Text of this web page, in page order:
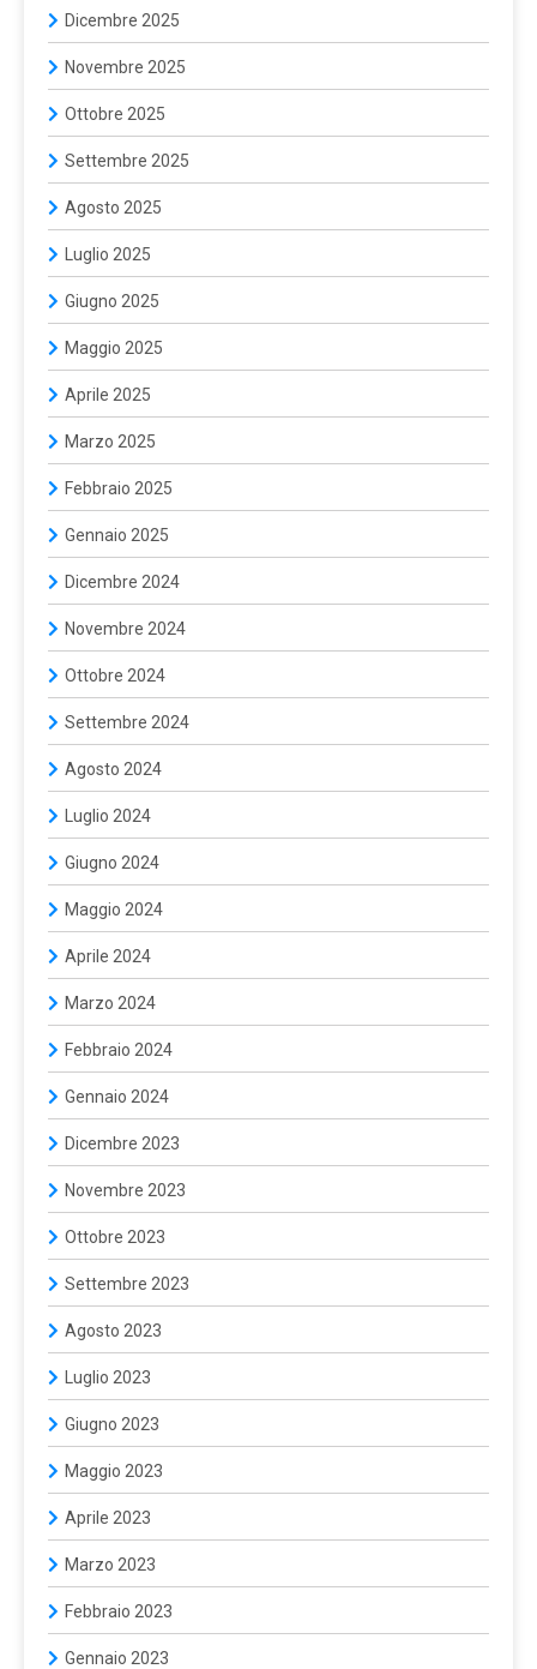
Dicembre 2025
Novembre 2025
Ottobre 2025
Settembre 2025
Agosto 2025
Luglio 2025
Giugno 2025
Maggio 2025
Aprile 2025
Marzo 2025
Febbraio 2025
Gennaio 2025
Dicembre 2024
Novembre 2024
Ottobre 2024
Settembre 2024
Agosto 2024
Luglio 2024
Giugno 2024
Maggio 2024
Aprile 2024
Marzo 2024
Febbraio 2024
Gennaio 2024
Dicembre 2023
Novembre 2023
Ottobre 2023
Settembre 2023
Agosto 2023
Luglio 2023
Giugno 2023
Maggio 2023
Aprile 2023
Marzo 2023
Febbraio 2023
Gennaio 2023